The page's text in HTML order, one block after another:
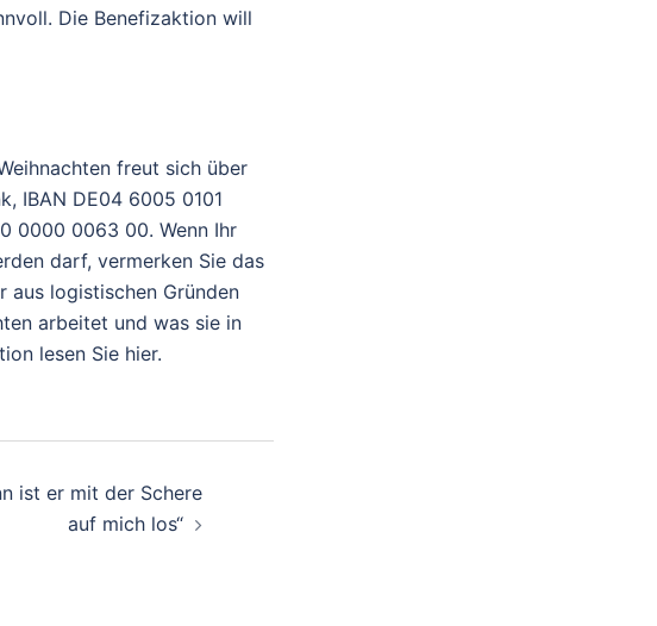
Die Benefizaktion will
freut sich über
IBAN DE04 6005 0101
0000 0063 00. Wenn Ihr
darf, vermerken Sie das
aus logistischen Gründen
arbeitet und was sie in
lesen Sie hier.
ist er mit der Schere
auf mich los“